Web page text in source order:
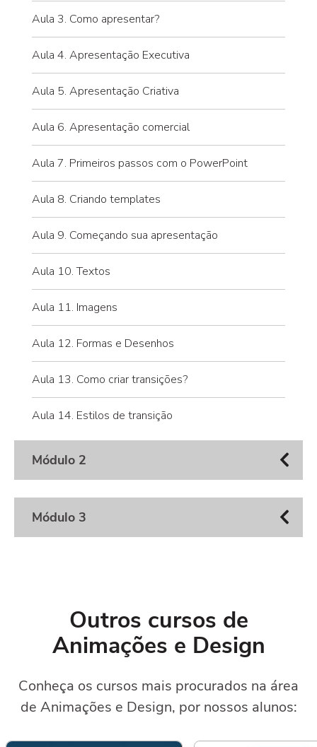
Aula 3. Como apresentar?
Aula 4. Apresentação Executiva
Aula 5. Apresentação Criativa
Aula 6. Apresentação comercial
Aula 7. Primeiros passos com o PowerPoint
Aula 8. Criando templates
Aula 9. Começando sua apresentação
Aula 10. Textos
Aula 11. Imagens
Aula 12. Formas e Desenhos
Aula 13. Como criar transições?
Aula 14. Estilos de transição
Módulo 2
Módulo 3
Outros cursos de
Animações e Design
Conheça os cursos mais procurados na área
de Animações e Design, por nossos alunos: